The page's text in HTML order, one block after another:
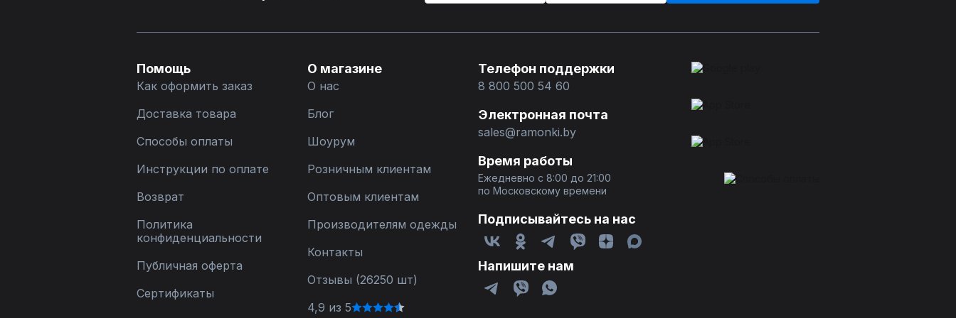
Помощь
Как оформить заказ
Доставка товара
Способы оплаты
Инструкции по оплате
Возврат
Политика
конфиденциальности
Публичная оферта
Сертификаты
О магазине
О нас
Блог
Шоурум
Розничным клиентам
Оптовым клиентам
Производителям одежды
Контакты
Отзывы (26250 шт)
4,9 из 5
Телефон поддержки
8 800 500 54 60
Электронная почта
sales@ramonki.by
Время работы
Ежедневно с 8:00 до 21:00
по Московскому времени
Подписывайтесь на нас
Напишите нам